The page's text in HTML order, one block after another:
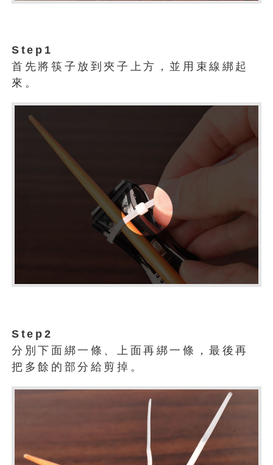
Step1
首先將筷子放到夾子上方，並用束線綁起
來。
Step2
分別下面綁一條、上面再綁一條，最後再
把多餘的部分給剪掉。